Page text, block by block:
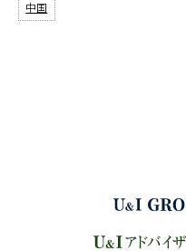
中国